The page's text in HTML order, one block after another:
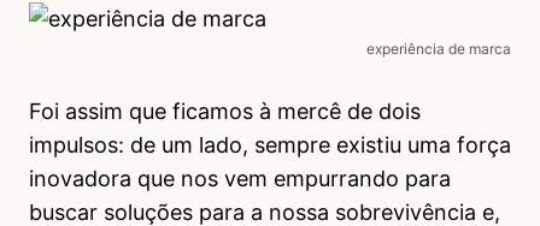
experiência de marca
Foi assim que ficamos à mercê de dois
impulsos: de um lado, sempre existiu uma força
inovadora que nos vem empurrando para
buscar soluções para a nossa sobrevivência e,